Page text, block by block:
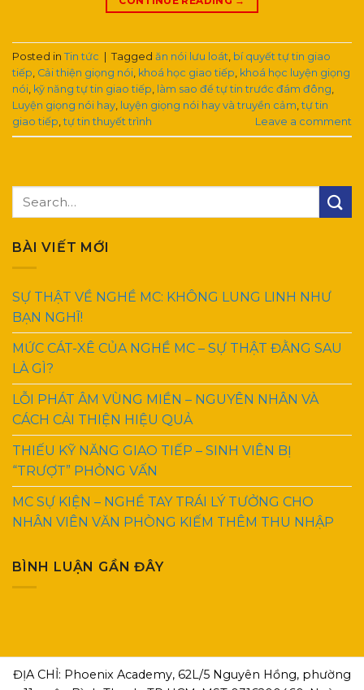
Posted in Tin tức | Tagged ăn nói lưu loát bí quyết tự tin giao
tiếp Cải thiện giọng nói khoá học giao tiếp khoá học luyện giọng
nói kỹ năng tự tin giao tiếp làm sao để tự tin trước đám đông
Luyện giọng nói hay luyện giọng nói hay và truyền cảm ,tự tin
giao tiếp ,tự tin thuyết trình Leave a comment
BÀI VIẾT MỚI
SỰ THẬT VỀ NGHỀ MC: KHÔNG LUNG LINH NHƯ
BẠN NGHĨ!
MỨC CÁT-XÊ CỦA NGHỀ MC – SỰ THẬT ĐẰNG SAU
LÀ GÌ?
LỖI PHÁT ÂM VÙNG MIỀN – NGUYÊN NHÂN VÀ
CÁCH CẢI THIỆN HIỆU QUẢ
THIẾU KỸ NĂNG GIAO TIẾP – SINH VIÊN BỊ
“TRƯỢT” PHỎNG VẤN
MC SỰ KIỆN – NGHỀ TAY TRÁI LÝ TƯỞNG CHO
NHÂN VIÊN VĂN PHÒNG KIẾM THÊM THU NHẬP
BÌNH LUẬN GẦN ĐÂY
ĐỊA CHỈ: Phoenix Academy, 62L/5 Nguyên Hồng, phường